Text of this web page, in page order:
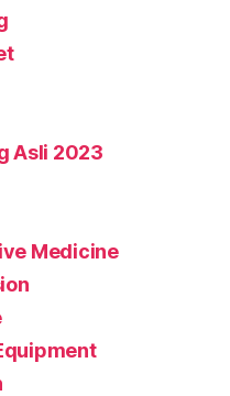
Asli 2023
Medicine